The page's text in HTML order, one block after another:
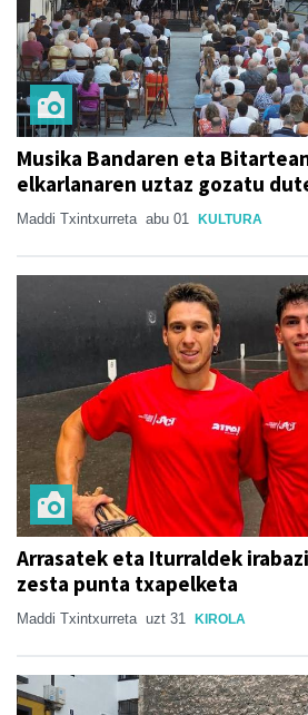
Musika Bandaren eta
elkarlanaren uztaz gozatu
Maddi Txintxurreta abu 01 KULTURA
Arrasatek eta Iturraldek
zesta punta txapelketa
Maddi Txintxurreta uzt 31 KIROLA